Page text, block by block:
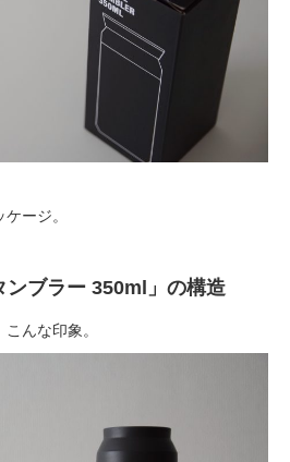
ージ。
ンブラー 350ml」の構造
んな印象。